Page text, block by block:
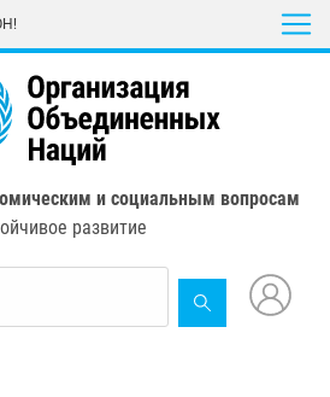
content
и социальным вопросам
развитие